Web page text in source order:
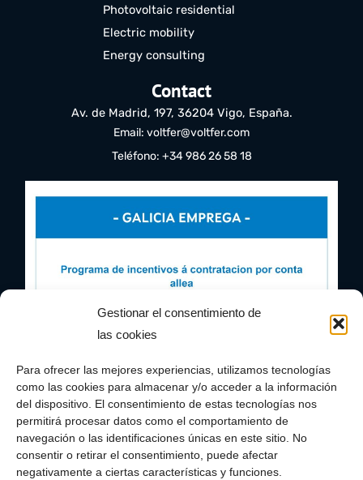
Gestionar el consentimiento de
las cookies
Para ofrecer las mejores experiencias, utilizamos tecnologías
como las cookies para almacenar y/o acceder a la información
del dispositivo. El consentimiento de estas tecnologías nos
permitirá procesar datos como el comportamiento de
navegación o las identificaciones únicas en este sitio. No
consentir o retirar el consentimiento, puede afectar
negativamente a ciertas características y funciones.
Photovoltaic residential
Electric mobility
Energy consulting
Contact
Av. de Madrid, 197, 36204 Vigo, España.
Email: voltfer@voltfer.com
Teléfono: +34 986 26 58 18